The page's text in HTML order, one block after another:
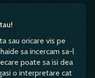
sau oricare vis pe
sa incercam sa-l
poate sa isi dea
o interpretare cat